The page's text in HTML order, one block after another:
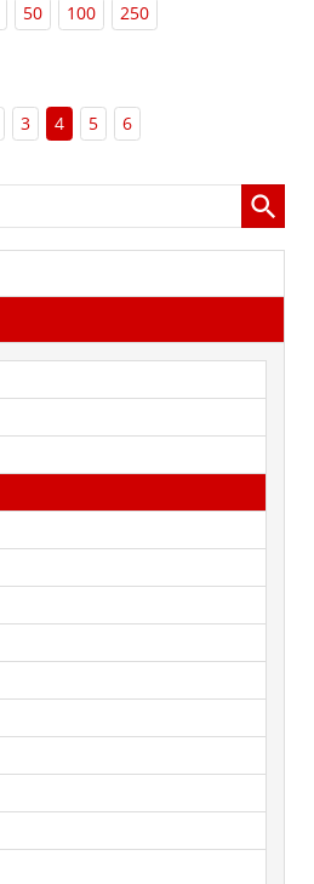
50 100 250
3 4 5 6